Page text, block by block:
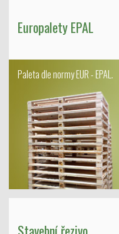
Europalety EPAL
Paleta dle normy EUR - EPAL.